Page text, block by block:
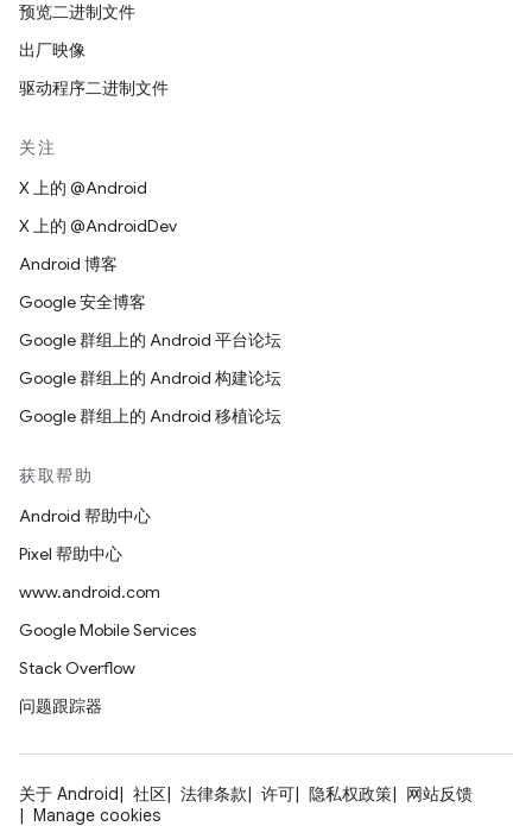
预览二进制文件
出厂映像
驱动程序二进制文件
关注
X 上的 @Android
X 上的 @AndroidDev
Android 博客
Google 安全博客
Google 群组上的 Android 平台论坛
Google 群组上的 Android 构建论坛
Google 群组上的 Android 移植论坛
获取帮助
Android 帮助中心
Pixel 帮助中心
www.android.com
Google Mobile Services
Stack Overflow
问题跟踪器
关于 Android 社区 法律条款 许可 隐私权政策
网站反馈
Manage cookies